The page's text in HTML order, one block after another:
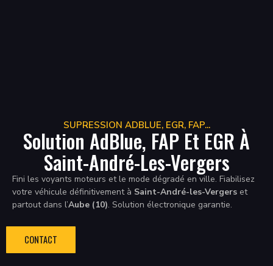
SUPRESSION ADBLUE, EGR, FAP...
Solution AdBlue, FAP Et EGR À
Saint-André-Les-Vergers
Fini les voyants moteurs et le mode dégradé en ville. Fiabilisez
votre véhicule définitivement à Saint-André-les-Vergers et
partout dans l’Aube (10). Solution électronique garantie.
CONTACT